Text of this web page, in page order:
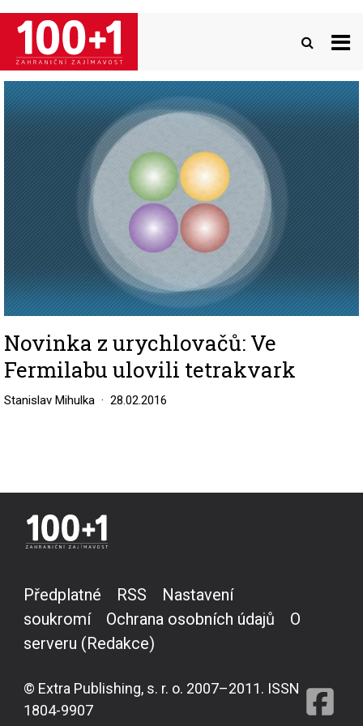
Přejít
hlavnímu
obsahu
Image
Novinka z urychlovačů: Ve
Fermilabu ulovili tetrakvark
Stanislav Mihulka 28.02.2016
Předplatné RSS
Nastavení
soukromí
Ochrana osobních údajů
O
serveru (Redakce)
© Extra Publishing, s. r. o. 2007–2011. ISSN
1804-9907